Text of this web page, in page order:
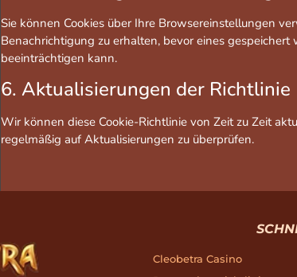
Sie können Cookies über Ihre Browsereinstellungen
Benachrichtigung zu erhalten, bevor eines
beeinträchtigen kann.
6. Aktualisierungen der Richtlinie
Wir können diese Cookie-Richtlinie von Zeit zu Zeit
regelmäßig auf Aktualisierungen zu überprüfen.
Cleobetra Casino